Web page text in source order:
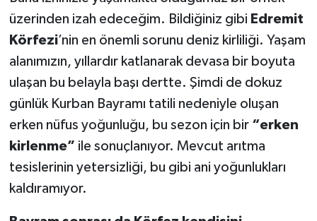
üzerinden izah edeceğim. Bildiğiniz gibi Edremit
Körfezi’nin en önemli sorunu deniz kirliliği. Yaşam
alanımızın, yıllardır katlanarak devasa bir boyuta
ulaşan bu belayla başı dertte. Şimdi de dokuz
günlük Kurban Bayramı tatili nedeniyle oluşan
erken nüfus yoğunluğu, bu sezon için bir “erken
kirlenme” ile sonuçlanıyor. Mevcut arıtma
tesislerinin yetersizliği, bu gibi ani yoğunlukları
kaldıramıyor.
MANŞET
Manyas
OLAY
OTOMOTİV
Resmi İlanlar
SAĞLIK